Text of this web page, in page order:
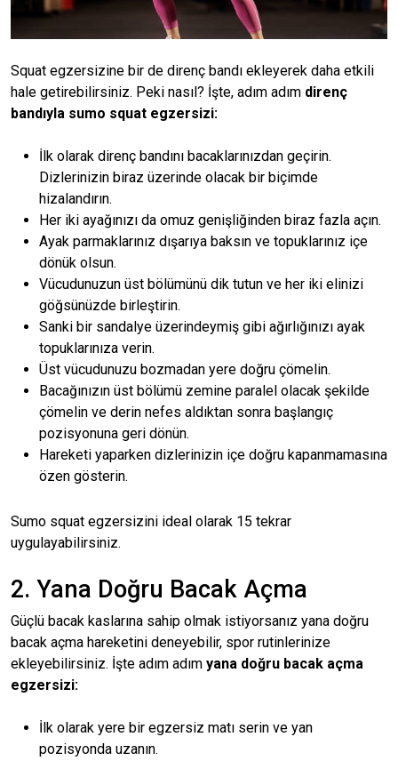
Squat egzersizine bir de direnç bandı ekleyerek daha etkili
hale getirebilirsiniz. Peki nasıl? İşte, adım adım direnç
bandıyla sumo squat egzersizi:
İlk olarak direnç bandını bacaklarınızdan geçirin.
Dizlerinizin biraz üzerinde olacak bir biçimde
hizalandırın.
Her iki ayağınızı da omuz genişliğinden biraz fazla açın.
Ayak parmaklarınız dışarıya baksın ve topuklarınız içe
dönük olsun.
Vücudunuzun üst bölümünü dik tutun ve her iki elinizi
göğsünüzde birleştirin.
Sanki bir sandalye üzerindeymiş gibi ağırlığınızı ayak
topuklarınıza verin.
Üst vücudunuzu bozmadan yere doğru çömelin.
Bacağınızın üst bölümü zemine paralel olacak şekilde
çömelin ve derin nefes aldıktan sonra başlangıç
pozisyonuna geri dönün.
Hareketi yaparken dizlerinizin içe doğru kapanmamasına
özen gösterin.
Sumo squat egzersizini ideal olarak 15 tekrar
uygulayabilirsiniz.
2. Yana Doğru Bacak Açma
Güçlü bacak kaslarına sahip olmak istiyorsanız yana doğru
bacak açma hareketini deneyebilir, spor rutinlerinize
ekleyebilirsiniz. İşte adım adım yana doğru bacak açma
egzersizi:
İlk olarak yere bir egzersiz matı serin ve yan
pozisyonda uzanın.